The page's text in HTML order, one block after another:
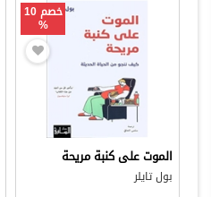
خصم 10
%
الموت على كنبة مريحة
بول تايلر